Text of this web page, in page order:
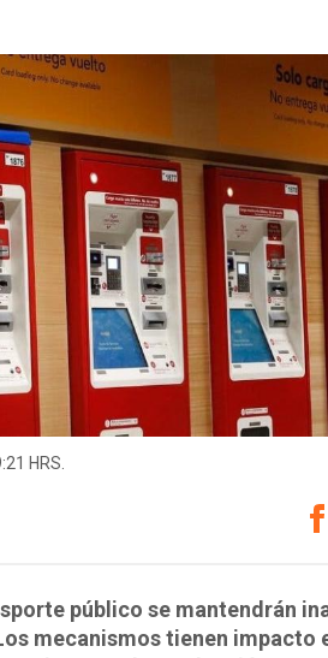
HRS.
público se mantendrán
mecanismos tienen impacto